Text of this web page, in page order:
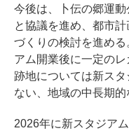
今後は、卜伝の郷運
と協議を進め、都市
づくりの検討を進め
アム開業後に一定のレ
跡地については新ス
ない、地域の中長期的
2026年に新スタジア